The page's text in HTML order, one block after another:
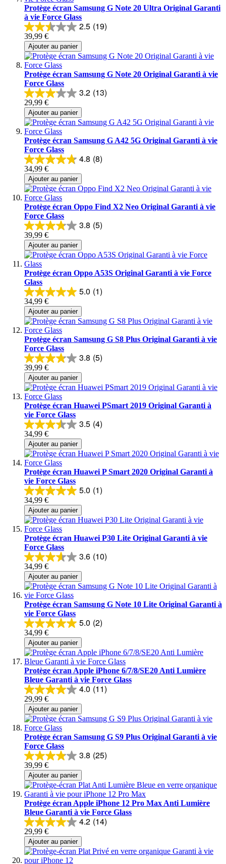
Protège écran Samsung G Note 20 Ultra Original Garanti
à vie Force Glass
2.5 (19)
39,99 €
Ajouter au panier
Protège écran Samsung G Note 20 Original Garanti à vie
Force Glass
3.2 (13)
29,99 €
Ajouter au panier
Protège écran Samsung G A42 5G Original Garanti à vie
Force Glass
4.8 (8)
34,99 €
Ajouter au panier
Protège écran Oppo Find X2 Neo Original Garanti à vie
Force Glass
3.8 (5)
39,99 €
Ajouter au panier
Protège écran Oppo A53S Original Garanti à vie Force
Glass
5.0 (1)
34,99 €
Ajouter au panier
Protège écran Samsung G S8 Plus Original Garanti à vie
Force Glass
3.8 (5)
39,99 €
Ajouter au panier
Protège écran Huawei PSmart 2019 Original Garanti à
vie Force Glass
3.5 (4)
34,99 €
Ajouter au panier
Protège écran Huawei P Smart 2020 Original Garanti à
vie Force Glass
5.0 (1)
34,99 €
Ajouter au panier
Protège écran Huawei P30 Lite Original Garanti à vie
Force Glass
3.6 (10)
34,99 €
Ajouter au panier
Protège écran Samsung G Note 10 Lite Original Garanti à
vie Force Glass
5.0 (2)
34,99 €
Ajouter au panier
Protège écran Apple iPhone 6/7/8/SE20 Anti Lumière
Bleue Garanti à vie Force Glass
4.0 (11)
29,99 €
Ajouter au panier
Protège écran Samsung G S9 Plus Original Garanti à vie
Force Glass
3.8 (25)
39,99 €
Ajouter au panier
Protège écran Apple iPhone 12 Pro Max Anti Lumière
Bleue Garanti à vie Force Glass
4.2 (14)
29,99 €
Ajouter au panier